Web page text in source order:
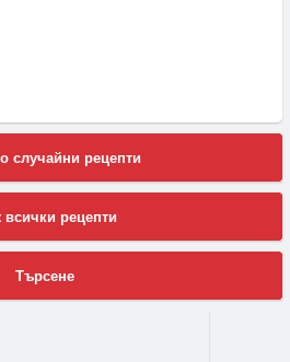
случайни рецепти
всички рецепти
Търсене